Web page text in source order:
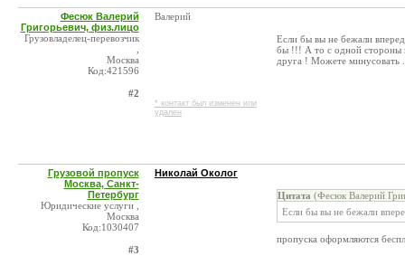
Фесюк Валерий
Григорьевич, физ.лицо
Грузовладелец-перевозчик
Москва
Код:421596
#2
Валерий
* контакт был изменен или
удален
Если бы вы не бежали
бы !!! А то с одной стороны
друга ! Можете минусовать
Грузовой пропуск
Москва, Санкт-
Петербург
Юридические услуги ,
Москва
Код:1030407
#3
Николай Околог
Цитата (Фесюк Валерий
Если бы вы не бежали
пропуска оформляются